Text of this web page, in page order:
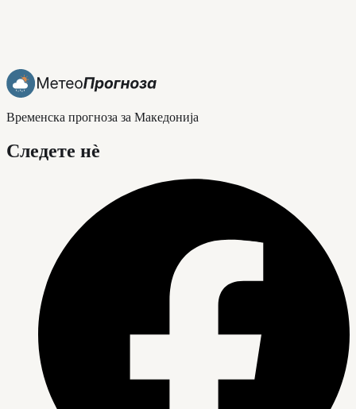
Временска прогноза за Македонија
Следете нè